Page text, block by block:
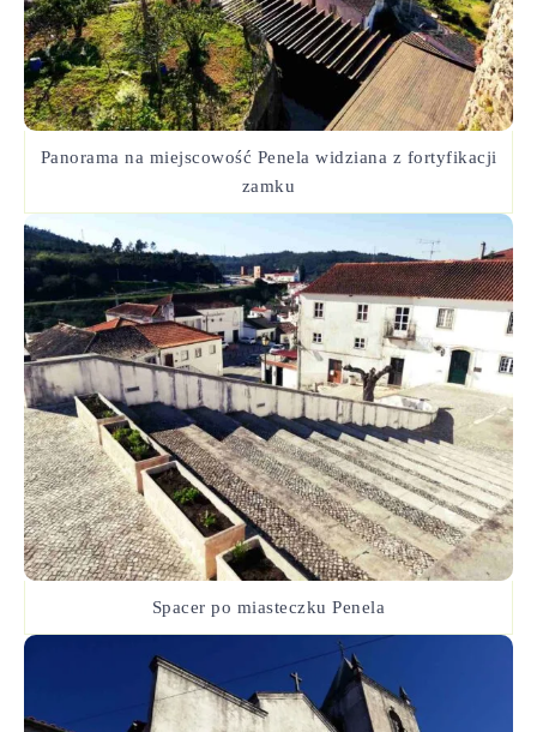
Panorama na miejscowość Penela widziana z fortyfikacji
zamku
Spacer po miasteczku Penela